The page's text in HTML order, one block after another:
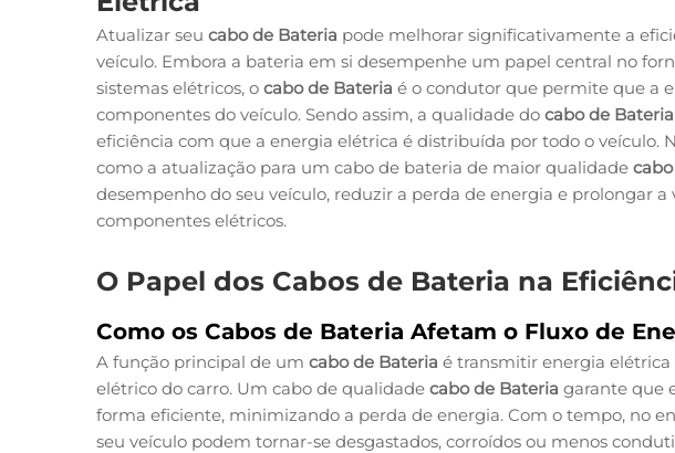
Atualizar seu cabo de Bateria pode melhorar significativamente a
veículo. Embora a bateria em si desempenhe um papel central no
sistemas elétricos, o cabo de Bateria é o condutor que permite que a
componentes do veículo. Sendo assim, a qualidade do cabo de Bateria
eficiência com que a energia elétrica é distribuída por todo o veículo.
como a atualização para um cabo de bateria de maior qualidade
desempenho do seu veículo, reduzir a perda de energia e prolongar
componentes elétricos.
O Papel dos Cabos de Bateria na
Como os Cabos de Bateria Afetam o Fluxo de
A função principal de um cabo de Bateria é transmitir energia
elétrico do carro. Um cabo de qualidade cabo de Bateria garante que
forma eficiente, minimizando a perda de energia. Com o tempo, no
seu veículo podem tornar-se desgastados, corroídos ou menos